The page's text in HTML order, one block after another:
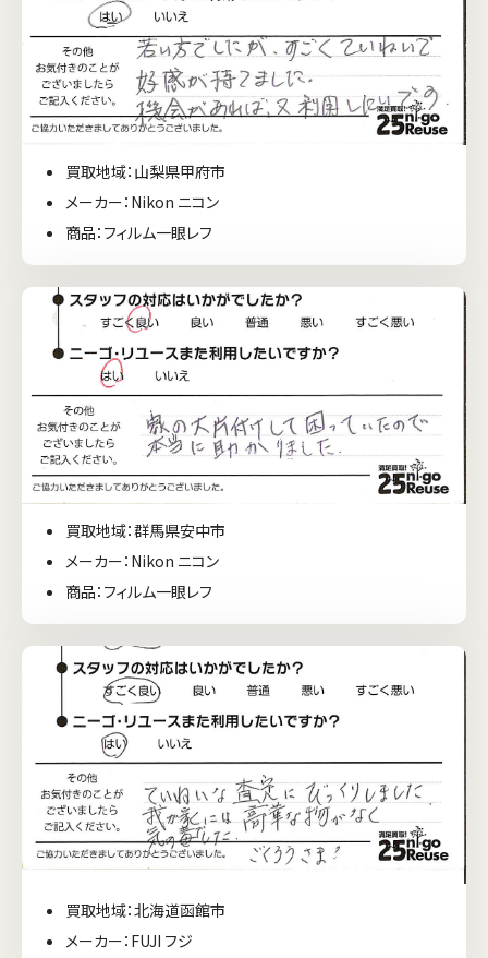
買取地域：山梨県甲府市
メーカー：Nikon ニコン
商品：フィルム一眼レフ
買取地域：群馬県安中市
メーカー：Nikon ニコン
商品：フィルム一眼レフ
買取地域：北海道函館市
メーカー：FUJI フジ